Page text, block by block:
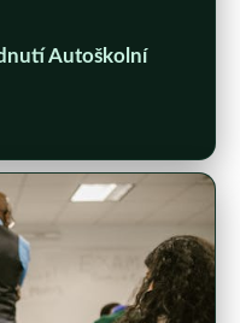
Autoškolní